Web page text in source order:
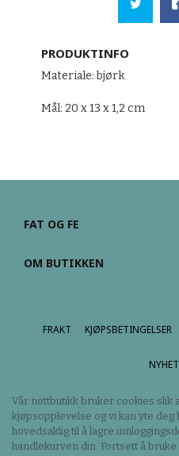
PRODUKTINFO
Materiale: bjørk
Mål: 20 x 13 x 1,2 cm
FAT OG FE
OM BUTIKKEN
FRAKT KJØPSBETINGELSER
Vår nettbutikk bruker cookies slik
kjøpsopplevelse og vi kan yte
hovedsaklig til å lagre
handlekurven din. Fortsett å